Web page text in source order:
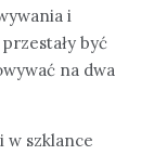
i
być
na dwa
w szklance